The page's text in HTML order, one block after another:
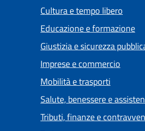
Cultura e tempo libero
Educazione e formazione
Giustizia e sicurezza
Imprese e commercio
Mobilità e trasporti
Salute, benessere e
Tributi, finanze e